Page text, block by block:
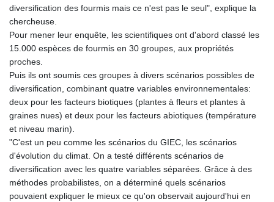
diversification des fourmis mais ce n'est pas le seul", explique la
chercheuse.
Pour mener leur enquête, les scientifiques ont d'abord classé les
15.000 espèces de fourmis en 30 groupes, aux propriétés
proches.
Puis ils ont soumis ces groupes à divers scénarios possibles de
diversification, combinant quatre variables environnementales:
deux pour les facteurs biotiques (plantes à fleurs et plantes à
graines nues) et deux pour les facteurs abiotiques (température
et niveau marin).
"C'est un peu comme les scénarios du GIEC, les scénarios
d'évolution du climat. On a testé différents scénarios de
diversification avec les quatre variables séparées. Grâce à des
méthodes probabilistes, on a déterminé quels scénarios
pouvaient expliquer le mieux ce qu'on observait aujourd'hui en